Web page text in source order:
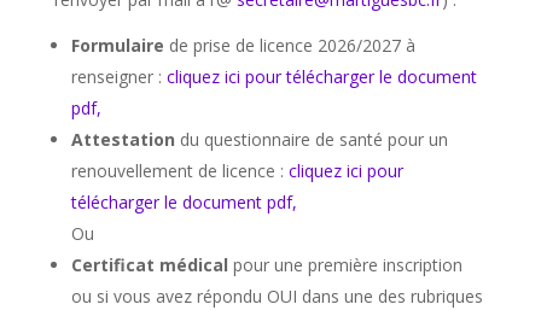
Formulaire de prise de licence 2026/2027 à
renseigner : cliquez ici pour télécharger le document
pdf,
Attestation du questionnaire de santé pour un
renouvellement de licence : cliquez ici pour
télécharger le document pdf,
Ou
Certificat médical pour une première inscription
ou si vous avez répondu OUI dans une des rubriques